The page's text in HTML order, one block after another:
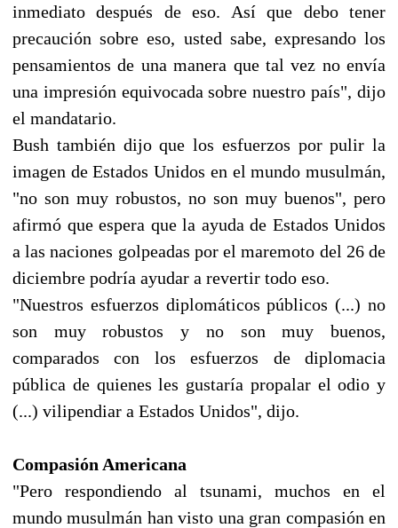
inmediato después de eso. Así que debo tener
precaución sobre eso, usted sabe, expresando los
pensamientos de una manera que tal vez no envía
una impresión equivocada sobre nuestro país", dijo
el mandatario.
Bush también dijo que los esfuerzos por pulir la
imagen de Estados Unidos en el mundo musulmán,
"no son muy robustos, no son muy buenos", pero
afirmó que espera que la ayuda de Estados Unidos
a las naciones golpeadas por el maremoto del 26 de
diciembre podría ayudar a revertir todo eso.
"Nuestros esfuerzos diplomáticos públicos (...) no
son muy robustos y no son muy buenos,
comparados con los esfuerzos de diplomacia
pública de quienes les gustaría propalar el odio y
(...) vilipendiar a Estados Unidos", dijo.
Compasión Americana
"Pero respondiendo al tsunami, muchos en el
mundo musulmán han visto una gran compasión en